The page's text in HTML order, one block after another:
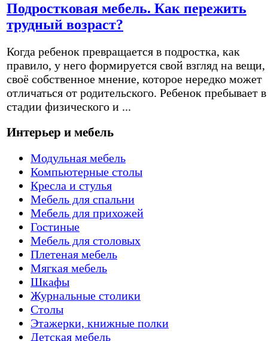
Подростковая мебель. Как пережить
трудный возраст?
Когда ребенок превращается в подростка, как
правило, у него формируется свой взгляд на вещи,
своё собственное мнение, которое нередко может
отличаться от родительского. Ребенок пребывает в
стадии физического и ...
Интерьер и мебель
Модульная мебель
Компьютерные столы
Кресла и стулья
Мебель для спальни
Мебель для прихожей
Гостиные
Мебель для столовых
Плетеная мебель
Мягкая мебель
Шкафы
Журнальные столики
Столы
Этажерки, книжные полки
Детская мебель